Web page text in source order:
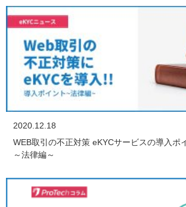
2020.12.18
WEB取引の不正対策 eKYCサービスの導入
～法律編～